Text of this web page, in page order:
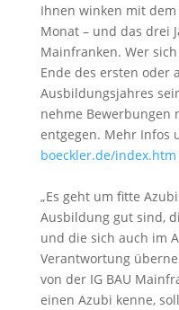
Ihnen winken mit
Monat – und das drei
Mainfranken. Wer
Ende des ersten oder
Ausbildungsjahres
nehme Bewerbungen
entgegen. Mehr Infos
boeckler.de/index.htm
„Es geht um fitte
Ausbildung gut sind,
und die sich auch im
Verantwortung
von der IG BAU
einen Azubi kenne,